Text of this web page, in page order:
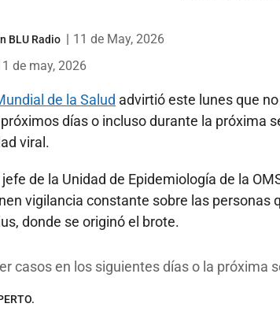
BLU Radio
11 de May, 2026
de may, 2026
de la Salud advirtió este lunes que
días o incluso durante la próxima
viral.
de la Unidad de Epidemiología de la
vigilancia constante sobre las personas
donde se originó el brote.
casos en los siguientes días o la próxima